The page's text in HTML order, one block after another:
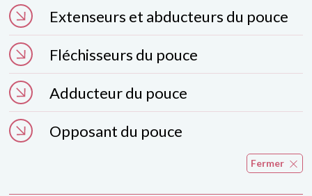
Extenseurs et abducteurs du pouce
Fléchisseurs du pouce
Adducteur du pouce
Opposant du pouce
Fermer